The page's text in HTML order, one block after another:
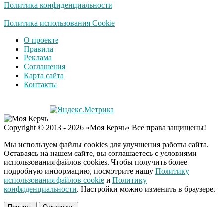
Политика конфиденциальности
Политика использования Cookie
О проекте
Правила
Реклама
Соглашения
Карта сайта
Контакты
Copyright © 2013 - 2026 «Моя Керчь» Все права защищены!
Мы используем файлы cookies для улучшения работы сайта.
Оставаясь на нашем сайте, вы соглашаетесь с условиями
использования файлов cookies. Чтобы получить более
подробную информацию, посмотрите нашу Политику
использования файлов cookie и Политику
конфиденциальности. Настройки можно изменить в браузере.